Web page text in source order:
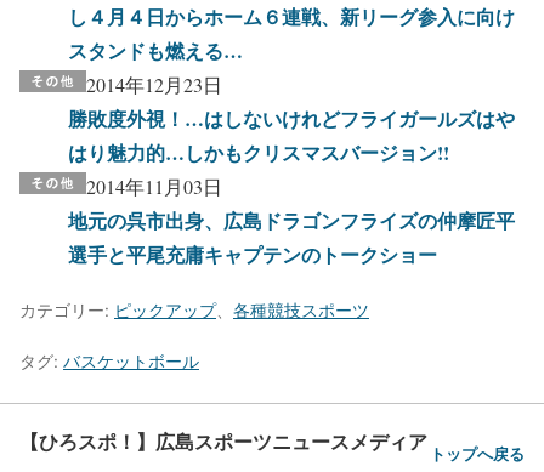
し４月４日からホーム６連戦、新リーグ参入に向け
スタンドも燃える…
2014年12月23日
勝敗度外視！…はしないけれどフライガールズはや
はり魅力的…しかもクリスマスバージョン!!
2014年11月03日
地元の呉市出身、広島ドラゴンフライズの仲摩匠平
選手と平尾充庸キャプテンのトークショー
カテゴリー: ピックアップ、 各種競技スポーツ
タグ: バスケットボール
【ひろスポ！】広島スポーツニュースメディア トップへ戻る